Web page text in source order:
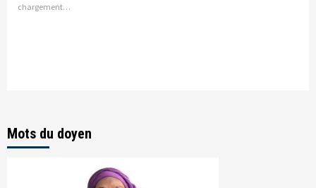
chargement…
Mots du doyen